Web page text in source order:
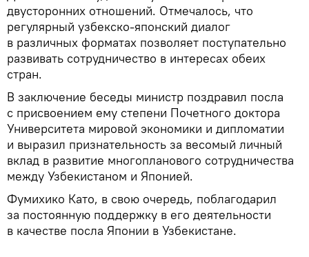
двусторонних отношений. Отмечалось, что
регулярный узбекско-японский диалог
в различных форматах позволяет поступательно
развивать сотрудничество в интересах обеих
стран.
В заключение беседы министр поздравил посла
с присвоением ему степени Почетного доктора
Университета мировой экономики и дипломатии
и выразил признательность за весомый личный
вклад в развитие многопланового сотрудничества
между Узбекистаном и Японией.
Фумихико Като, в свою очередь, поблагодарил
за постоянную поддержку в его деятельности
в качестве посла Японии в Узбекистане.